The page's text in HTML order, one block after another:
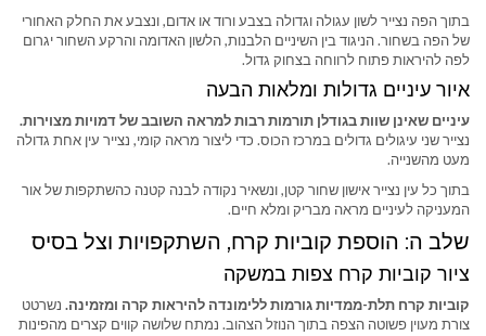
בתוך הפה נצייר לשון עגולה וגדולה בצבע ורוד או אדום, ונצבע את החלק האחורי
של הפה בשחור. הניגוד בין השיניים הלבנות, הלשון האדומה והרקע השחור יגרום
לפה להיראות פתוח לרווחה בצחוק גדול.
איור עיניים גדולות ומלאות הבעה
עיניים שאינן שוות בגודלן תורמות רבות למראה השובב של דמויות מצוירות.
נצייר שני עיגולים גדולים במרכז הכוס. כדי ליצור מראה קומי, נצייר עין אחת גדולה
מעט מהשנייה.
בתוך כל עין נצייר אישון שחור קטן, ונשאיר נקודה לבנה קטנה כהשתקפות של אור
המעניקה לעיניים מראה מבריק ומלא חיים.
שלב ה: הוספת קוביות קרח, השתקפויות וצל בסיס
ציור קוביות קרח צפות במשקה
קוביות קרח תלת-ממדיות גורמות ללימונדה להיראות קרה ומזמינה. נשרטט
צורת מעוין פשוטה הצפה בתוך הנוזל הצהוב. נמתח שלושה קווים קצרים מהפינות